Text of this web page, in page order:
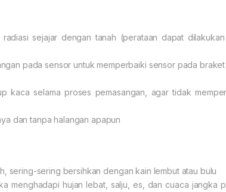
sejajar dengan tanah (perataan dapat
pada sensor untuk memperbaiki sensor pada
kaca selama proses pemasangan, agar tidak
dan tanpa halangan apapun
sering-sering bersihkan dengan kain lembut atau bulu
menghadapi hujan lebat, salju, es, dan cuaca jangka